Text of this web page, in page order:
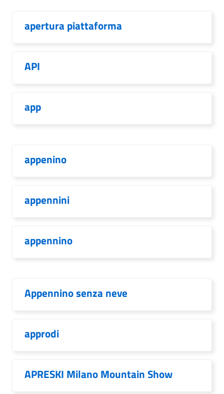
apertura piattaforma
API
app
appenino
appennini
appennino
Appennino senza neve
approdi
APRESKI Milano Mountain Show